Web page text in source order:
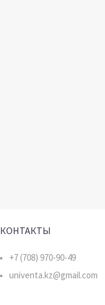
КОНТАКТЫ
+7 (708) 970-90-49
univenta.kz@gmail.com